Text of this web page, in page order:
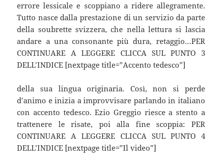
errore lessicale e scoppiano a ridere allegramente.
Tutto nasce dalla prestazione di un servizio da parte
della soubrette svizzera, che nella lettura si lascia
andare a una consonante più dura, retaggio…PER
CONTINUARE A LEGGERE CLICCA SUL PUNTO 3
DELL’INDICE [nextpage title=”Accento tedesco”]
della sua lingua originaria. Così, non si perde
d’animo e inizia a improvvisare parlando in italiano
con accento tedesco. Ezio Greggio riesce a stento a
trattenere le risate, poi alla fine scoppia: PER
CONTINUARE A LEGGERE CLICCA SUL PUNTO 4
DELL’INDICE [nextpage title=”Il video”]